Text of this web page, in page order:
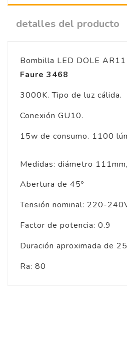
detalles del producto
Bombilla LED DOLE
Faure 3468
3000K. Tipo de luz cálida.
Conexión GU10.
15w de consumo. 1100
Medidas: diámetro
Abertura de 45º
Tensión nominal: 220-
Factor de potencia: 0.9
Duración aproximada de
Ra: 80